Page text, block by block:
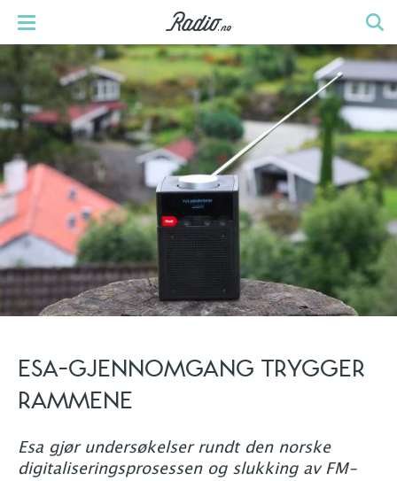
ESA-GJENNOMGANG TRYGGER
RAMMENE
Esa gjør undersøkelser rundt den norske
digitaliseringsprosessen og slukking av FM-